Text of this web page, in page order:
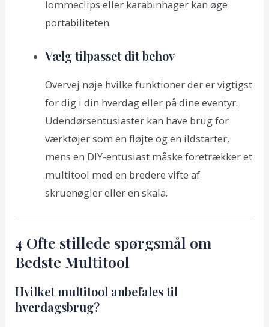
lommeclips eller karabinhager kan øge
portabiliteten.
Vælg tilpasset dit behov
Overvej nøje hvilke funktioner der er vigtigst
for dig i din hverdag eller på dine eventyr.
Udendørsentusiaster kan have brug for
værktøjer som en fløjte og en ildstarter,
mens en DIY-entusiast måske foretrækker et
multitool med en bredere vifte af
skruenøgler eller en skala.
4 Ofte stillede spørgsmål om
Bedste Multitool
Hvilket multitool anbefales til
hverdagsbrug?